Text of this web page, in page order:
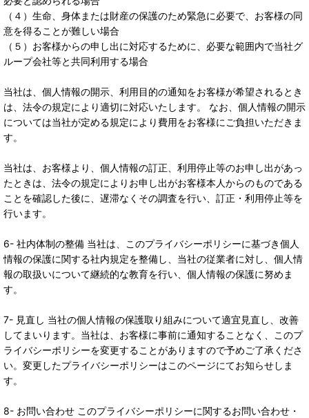
（４）生命、身体または財産の保護のため緊急に必要で、お客様の同
意を得ることが難しい場合
（５）お客様からの申し出に対応するために、必要な範囲内で当社グ
ループ会社等と共同利用する場合
当社は、個人情報の開示、利用目的の通知をお客様が希望されるとき
は、法令の規定により適切に対応いたします。 なお、個人情報の開示
については当社が定める規定により費用をお客様にご負担いただきま
す。
当社は、お客様より、個人情報の訂正、利用停止等のお申し出があっ
たときは、法令の規定によりお申し出がお客様本人からのものである
ことを確認した後に、遅滞なくその調査を行い、訂正・利用停止等を
行います。
6- 社内体制の整備 当社は、このプライバシーポリシーに基づき個人
情報の保護に関する社内規定を整備し、当社の従業者に対し、個人情
報の取扱いについて継続的な教育を行い、個人情報の保護に努めま
す。
7- 見直し 当社の個人情報の保護取り組みについて適宜見直し、改善
してまいります。当社は、お客様に事前に通知することなく、このプ
ライバシーポリシーを変更することがありますので予めご了承くださ
い。変更したプライバシーポリシーはこのページにてお知らせしま
す。
8- お問い合わせ このプライバシーポリシーに関するお問い合わせ・